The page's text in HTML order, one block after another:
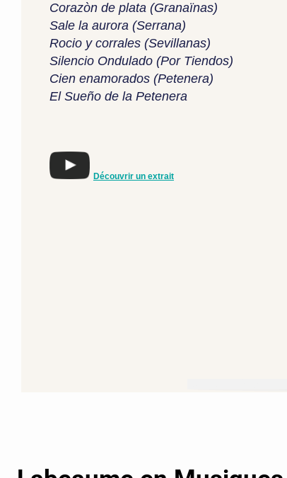
Corazòn de plata (Granaïnas)
Sale la aurora (Serrana)
Rocio y corrales (Sevillanas)
Silencio Ondulado (Por Tiendos)
Cien enamorados (Petenera)
El Sueño de la Petenera
Découvrir un extrait